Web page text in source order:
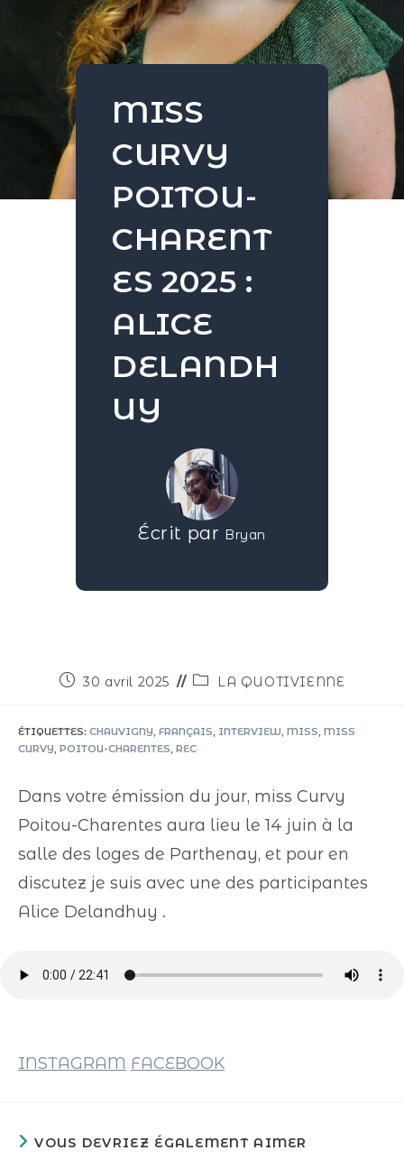
MISS
CURVY
POITOU-
CHARENT
ES 2025 :
ALICE
DELANDH
UY
Écrit par Bryan
30 avril 2025 LA QUOTIVIENNE
ÉTIQUETTES: CHAUVIGNY, FRANÇAIS, INTERVIEW, MISS, MISS
CURVY, POITOU-CHARENTES, REC
Dans votre émission du jour, miss Curvy
Poitou-Charentes aura lieu le 14 juin à la
salle des loges de Parthenay, et pour en
discutez je suis avec une des participantes
Alice Delandhuy .
INSTAGRAM FACEBOOK
VOUS DEVRIEZ ÉGALEMENT AIMER